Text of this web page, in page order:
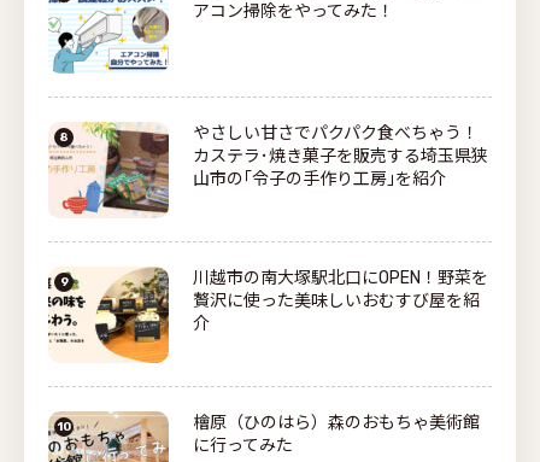
アコン掃除をやってみた！
やさしい甘さでパクパク食べちゃう！
カステラ･焼き菓子を販売する埼玉県狭
山市の｢令子の手作り工房｣を紹介
川越市の南大塚駅北口にOPEN！野菜を
贅沢に使った美味しいおむすび屋を紹
介
檜原（ひのはら）森のおもちゃ美術館
に行ってみた